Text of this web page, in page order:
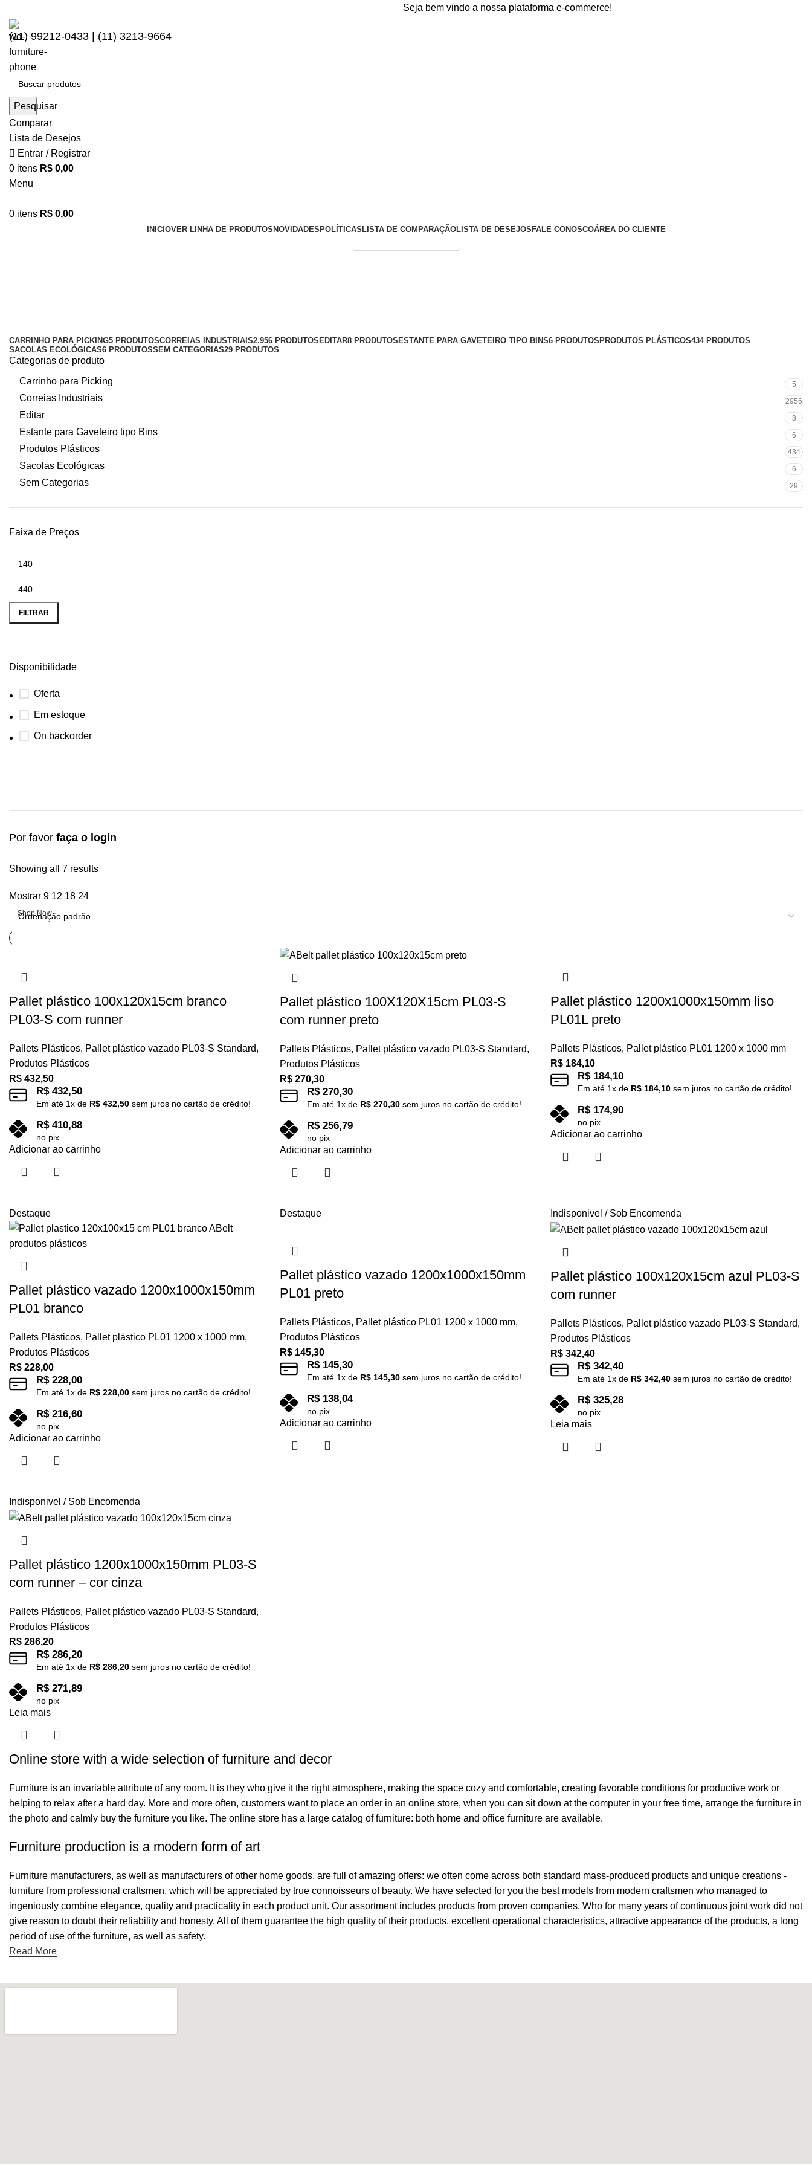
Seja bem vindo a nossa plataforma e-commerce!
(11) 99212-0433 | (11) 3213-9664
Pesquisar
Comparar
Lista de Desejos
Entrar / Registrar
0 itens R$ 0,00
Menu
0 itens R$ 0,00
INICIOVER LINHA DE PRODUTOS NOVIDADES POLÍTICAS LISTA DE COMPARAÇÃOLISTA DE DESEJOS FALE CONOSCOÁREA DO CLIENTE
CARRINHO PARA PICKING5 PRODUTOSCORREIAS INDUSTRIAIS2.956 PRODUTOS EDITAR8 PRODUTOS ESTANTE PARA GAVETEIRO TIPO BINS6 PRODUTOS PRODUTOS PLÁSTICOS434 PRODUTOS
SACOLAS ECOLÓGICAS6 PRODUTOSSEM CATEGORIAS29 PRODUTOS
Categorias de produto
Carrinho para Picking
5
Correias Industriais 2956
Editar 8
Estante para Gaveteiro tipo Bins 6
Produtos Plásticos 434
Sacolas Ecológicas 6
Sem Categorias 29
Faixa de Preços
FILTRAR
Disponibilidade
Oferta
Em estoque
On backorder
Por favor faça o login
Upholstered chair
Discount 10%
Shop Now
Showing all 7 results
Mostrar 9 12 18 24
Pallet plástico 100x120x15cm branco
PL03-S com runner
Pallets Plásticos, Pallet plástico vazado PL03-S Standard,
Produtos Plásticos
R$ 432,50
R$432,50
Em até 1x de R$ 432,50 sem juros no cartão de crédito!
R$410,88
no pix
Adicionar ao carrinho
Pallet plástico 100X120X15cm PL03-S
com runner preto
Pallets Plásticos, Pallet plástico vazado PL03-S Standard,
Produtos Plásticos
R$ 270,30
R$270,30
Em até 1x de R$ 270,30 sem juros no cartão de crédito!
R$256,79
no pix
Adicionar ao carrinho
Pallet plástico 1200x1000x150mm liso
PL01L preto
Pallets Plásticos, Pallet plástico PL01 1200 x 1000 mm
R$ 184,10
R$184,10
Em até 1x de R$ 184,10 sem juros no cartão de crédito!
R$174,90
no pix
Adicionar ao carrinho
Destaque
Pallet plástico vazado 1200x1000x150mm
PL01 branco
Pallets Plásticos, Pallet plástico PL01 1200 x 1000 mm,
Produtos Plásticos
R$ 228,00
R$228,00
Em até 1x de R$ 228,00 sem juros no cartão de crédito!
R$216,60
no pix
Adicionar ao carrinho
Destaque
Pallet plástico vazado 1200x1000x150mm
PL01 preto
Pallets Plásticos, Pallet plástico PL01 1200 x 1000 mm,
Produtos Plásticos
R$ 145,30
R$145,30
Em até 1x de R$ 145,30 sem juros no cartão de crédito!
R$138,04
no pix
Adicionar ao carrinho
Indisponivel / Sob Encomenda
Pallet plástico 100x120x15cm azul PL03-S
com runner
Pallets Plásticos, Pallet plástico vazado PL03-S Standard,
Produtos Plásticos
R$ 342,40
R$342,40
Em até 1x de R$ 342,40 sem juros no cartão de crédito!
R$325,28
no pix
Leia mais
Indisponivel / Sob Encomenda
Pallet plástico 1200x1000x150mm PL03-S
com runner – cor cinza
Pallets Plásticos, Pallet plástico vazado PL03-S Standard,
Produtos Plásticos
R$ 286,20
R$286,20
Em até 1x de R$ 286,20 sem juros no cartão de crédito!
R$271,89
no pix
Leia mais
Online store with a wide selection of furniture and decor
Furniture is an invariable attribute of any room. It is they who give it the right atmosphere, making the space cozy and comfortable, creating favorable conditions for productive work or
helping to relax after a hard day. More and more often, customers want to place an order in an online store, when you can sit down at the computer in your free time, arrange the furniture in
the photo and calmly buy the furniture you like. The online store has a large catalog of furniture: both home and office furniture are available.
Furniture production is a modern form of art
Furniture manufacturers, as well as manufacturers of other home goods, are full of amazing offers: we often come across both standard mass-produced products and unique creations -
furniture from professional craftsmen, which will be appreciated by true connoisseurs of beauty. We have selected for you the best models from modern craftsmen who managed to
ingeniously combine elegance, quality and practicality in each product unit. Our assortment includes products from proven companies. Who for many years of continuous joint work did not
give reason to doubt their reliability and honesty. All of them guarantee the high quality of their products, excellent operational characteristics, attractive appearance of the products, a long
period of use of the furniture, as well as safety.
Read More